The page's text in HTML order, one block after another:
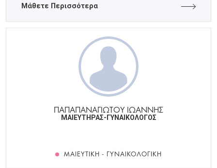
Μάθετε Περισσότερα
ΠΑΠΑΠΑΝΑΓΙΩΤΟΥ ΙΩΑΝΝΗΣ
ΜΑΙΕΥΤΗΡΑΣ-ΓΥΝΑΙΚΟΛΟΓΟΣ
ΜΑΙΕΥΤΙΚΉ - ΓΥΝΑΙΚΟΛΟΓΙΚΉ